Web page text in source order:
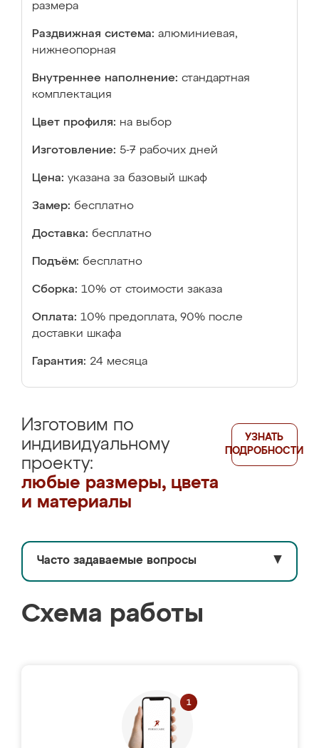
размера
Раздвижная система: алюминиевая,
нижнеопорная
Внутреннее наполнение: стандартная
комплектация
Цвет профиля: на выбор
Изготовление: 5-7 рабочих дней
Цена: указана за базовый шкаф
Замер: бесплатно
Доставка: бесплатно
Подъём: бесплатно
Сборка: 10% от стоимости заказа
Оплата: 10% предоплата, 90% после
доставки шкафа
Гарантия: 24 месяца
Изготовим по
индивидуальному
проекту:
любые размеры, цвета
и материалы
УЗНАТЬ
ПОДРОБНОСТИ
Часто задаваемые вопросы ▼
Схема работы